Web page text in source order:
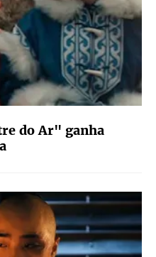
do Ar" ganha